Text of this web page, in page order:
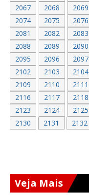
2067
2068 2069
2074
2075 2076
2081
2082 2083
2088
2089 2090
2095
2096 2097
2102
2103 2104
2109
2110 2111
2116
2117 2118
2123
2124 2125
2130
2131 2132
Veja Mais